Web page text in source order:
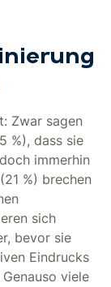
Zwar sagen
%), dass sie
immerhin
%) brechen
sich
bevor sie
Eindrucks
viele